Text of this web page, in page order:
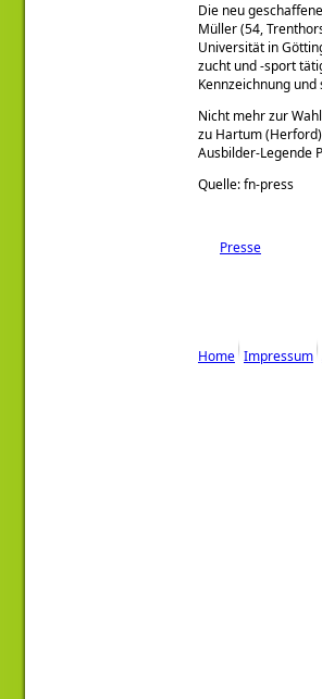
Die neu
Müller (54,
Universität in
zucht und -sport
Kennzeichnung
Nicht mehr zur
zu Hartum
Ausbilder-Legende
Quelle: fn-press
Presse
Home Impressum